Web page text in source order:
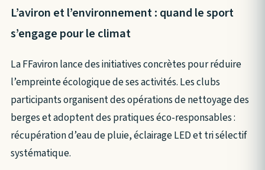
L’aviron et l’environnement : quand le sport
s’engage pour le climat
La FFaviron lance des initiatives concrètes pour réduire
l’empreinte écologique de ses activités. Les clubs
participants organisent des opérations de nettoyage des
berges et adoptent des pratiques éco-responsables :
récupération d’eau de pluie, éclairage LED et tri sélectif
systématique.